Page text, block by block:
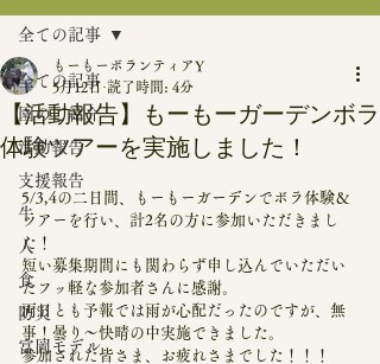
全ての記事
園のご紹介
活動報告
支援報告
牛
人
食
防災
富岡モデル
全ての記事
【活動報告】もーもーガーデンボラ
体験ツアーを実施しました！
もーもーボランティアY
5月12日 読了時間: 4分
5/3,4の二日間、もーもーガーデンでボラ体験＆
ツアーを行い、計2名の方に参加いただきまし
た！
短い募集期間にも関わらず申し込んでいただい
たフッ軽な参加者さんに感謝。
両日とも予報では雨が心配だったのですが、無
事！曇り～快晴の中実施できました。
参加された皆さま、お疲れさまでした！！！